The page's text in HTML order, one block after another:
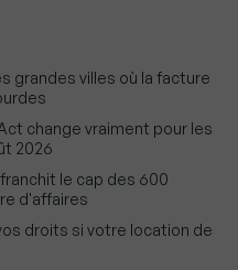
grandes villes où la facture
change vraiment pour les
2026
le cap des 600
d'affaires
droits si votre location de